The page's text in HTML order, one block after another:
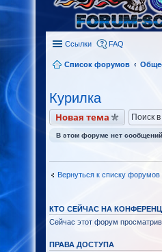
Ссылки FAQ
Список форумов
Курилка
Новая тема
В этом форуме нет сообщений.
Вернуться к списку форумов
КТО СЕЙЧАС НА
Сейчас этот форум
ПРАВА ДОСТУПА